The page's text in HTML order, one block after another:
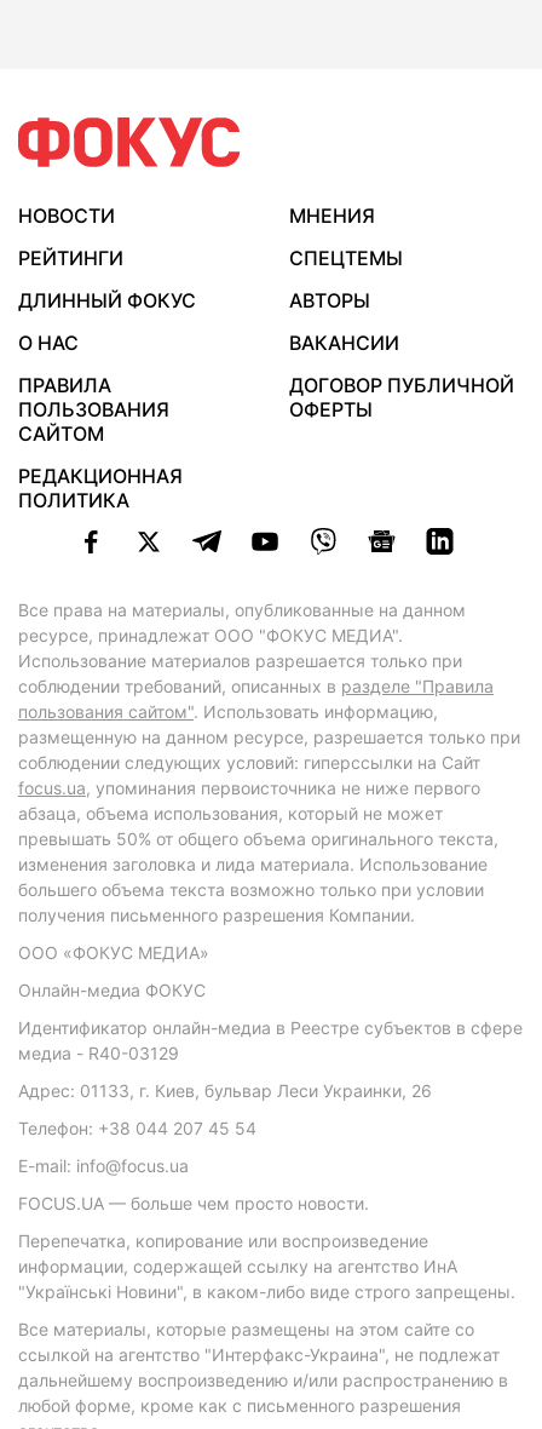
НОВОСТИ
МНЕНИЯ
РЕЙТИНГИ
СПЕЦТЕМЫ
ДЛИННЫЙ ФОКУС
АВТОРЫ
О НАС
ВАКАНСИИ
ПРАВИЛА
ПОЛЬЗОВАНИЯ
САЙТОМ
ДОГОВОР ПУБЛИЧНОЙ
ОФЕРТЫ
РЕДАКЦИОННАЯ
ПОЛИТИКА
Все права на материалы, опубликованные на данном
ресурсе, принадлежат ООО "ФОКУС МЕДИА".
Использование материалов разрешается только при
соблюдении требований, описанных в разделе "Правила
пользования сайтом". Использовать информацию,
размещенную на данном ресурсе, разрешается только при
соблюдении следующих условий: гиперссылки на Сайт
focus.ua, упоминания первоисточника не ниже первого
абзаца, объема использования, который не может
превышать 50% от общего объема оригинального текста,
изменения заголовка и лида материала. Использование
большего объема текста возможно только при условии
получения письменного разрешения Компании.
ООО «ФОКУС МЕДИА»
Онлайн-медиа ФОКУС
Идентификатор онлайн-медиа в Реестре субъектов в сфере
медиа - R40-03129
Адрес: 01133, г. Киев, бульвар Леси Украинки, 26
Телефон: +38 044 207 45 54
E-mail: info@focus.ua
FOCUS.UA — больше чем просто новости.
Перепечатка, копирование или воспроизведение
информации, содержащей ссылку на агентство ИнА
"Українські Новини", в каком-либо виде строго запрещены.
Все материалы, которые размещены на этом сайте со
ссылкой на агентство "Интерфакс-Украина", не подлежат
дальнейшему воспроизведению и/или распространению в
любой форме, кроме как с письменного разрешения